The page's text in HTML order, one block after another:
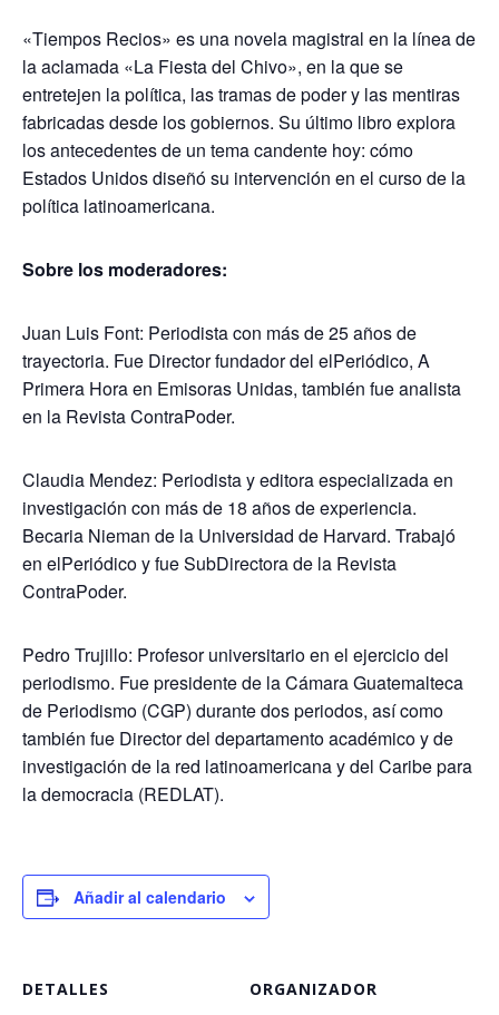
«Tiempos Recios» es una novela magistral en la línea de
la aclamada «La Fiesta del Chivo», en la que se
entretejen la política, las tramas de poder y las mentiras
fabricadas desde los gobiernos. Su último libro explora
los antecedentes de un tema candente hoy: cómo
Estados Unidos diseñó su intervención en el curso de la
política latinoamericana.
Sobre los moderadores:
Juan Luis Font: Periodista con más de 25 años de
trayectoria. Fue Director fundador del elPeriódico, A
Primera Hora en Emisoras Unidas, también fue analista
en la Revista ContraPoder.
Claudia Mendez: Periodista y editora especializada en
investigación con más de 18 años de experiencia.
Becaria Nieman de la Universidad de Harvard. Trabajó
en elPeriódico y fue SubDirectora de la Revista
ContraPoder.
Pedro Trujillo: Profesor universitario en el ejercicio del
periodismo. Fue presidente de la Cámara Guatemalteca
de Periodismo (CGP) durante dos periodos, así como
también fue Director del departamento académico y de
investigación de la red latinoamericana y del Caribe para
la democracia (REDLAT).
Añadir al calendario
DETALLES ORGANIZADOR